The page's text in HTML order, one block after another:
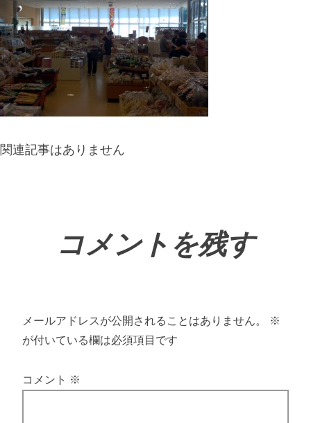
関連記事はありません
コメントを残す
メールアドレスが公開されることはありません。
※
が付いている欄は必須項目です
コメント ※